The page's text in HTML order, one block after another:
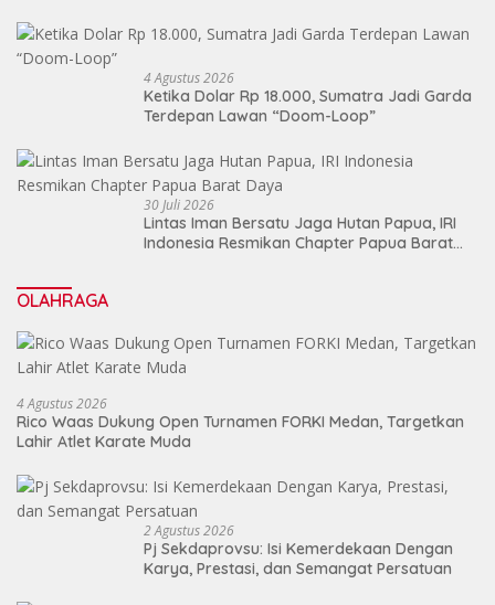
4 Agustus 2026
Ketika Dolar Rp 18.000, Sumatra Jadi Garda
Terdepan Lawan “Doom-Loop”
30 Juli 2026
Lintas Iman Bersatu Jaga Hutan Papua, IRI
Indonesia Resmikan Chapter Papua Barat
OLAHRAGA
4 Agustus 2026
Rico Waas Dukung Open Turnamen FORKI Medan, Targetkan
Lahir Atlet Karate Muda
2 Agustus 2026
Pj Sekdaprovsu: Isi Kemerdekaan Dengan
Karya, Prestasi, dan Semangat Persatuan